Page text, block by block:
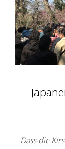
Dass die